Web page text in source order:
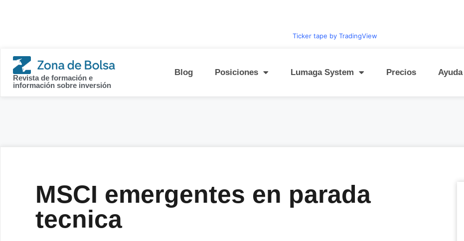
Ticker tape by TradingView
Revista de formación e
información sobre inversión
Blog Posiciones Lumaga System Precios Ayuda
MSCI emergentes en parada
tecnica